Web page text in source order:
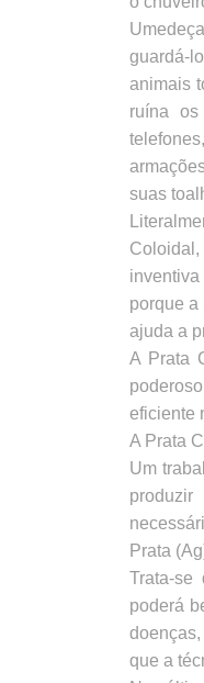
guardá-
animais
ruína
suas
porque a
ajuda a
A Prata
eficiente
A Prata
Um
Prata
Trata-se
poderá
que a